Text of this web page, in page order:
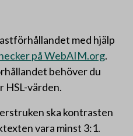
med hjälp
på WebAIM.org.
behöver du
HSL-värden.
ska kontrasten
vara minst 3:1.